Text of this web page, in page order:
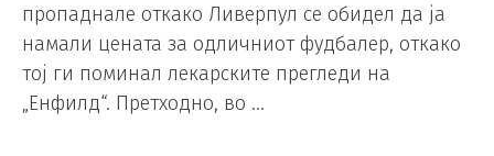
пропаднале откако Ливерпул се обидел да ја
намали цената за одличниот фудбалер, откако
тој ги поминал лекарските прегледи на
„Енфилд“. Претходно, во …